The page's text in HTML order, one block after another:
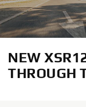
NEW
THROUGH